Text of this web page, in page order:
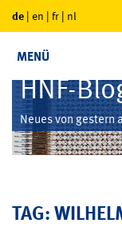
de | en | fr | nl
MENÜ
HNF-
Neues von gestern
TAG: